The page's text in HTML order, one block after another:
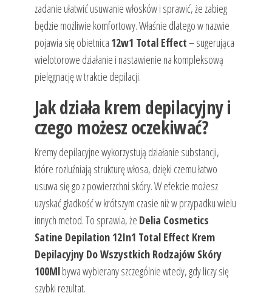
zadanie ułatwić usuwanie włosków i sprawić, że zabieg
będzie możliwie komfortowy. Właśnie dlatego w nazwie
pojawia się obietnica 12w1 Total Effect– sugerująca
wielotorowe działanie i nastawienie na kompleksową
pielęgnację w trakcie depilacji.
Jak działa krem depilacyjny i
czego możesz oczekiwać?
Kremy depilacyjne wykorzystują działanie substancji,
które rozluźniają strukturę włosa, dzięki czemu łatwo
usuwa się go z powierzchni skóry. W efekcie możesz
uzyskać gładkość w krótszym czasie niż w przypadku wielu
innych metod. To sprawia, że Delia Cosmetics
Satine Depilation 12In1 Total Effect Krem
Depilacyjny Do Wszystkich Rodzajów Skóry
100Mlbywa wybierany szczególnie wtedy, gdy liczy się
szybki rezultat.